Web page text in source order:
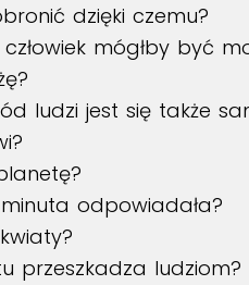
dzięki czemu?
człowiek mógłby być
ludzi jest się także
odpowiadała?
przeszkadza ludziom?